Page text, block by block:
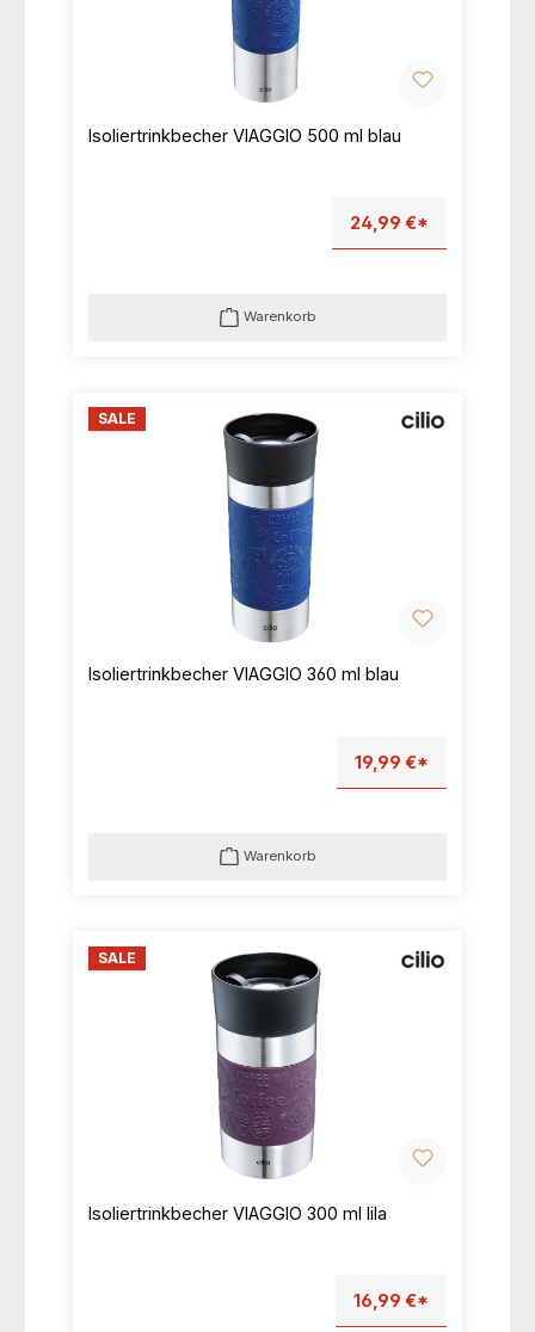
Isoliertrinkbecher VIAGGIO 500 ml blau
24,99 €*
Warenkorb
SALE
Isoliertrinkbecher VIAGGIO 360 ml blau
19,99 €*
Warenkorb
SALE
Isoliertrinkbecher VIAGGIO 300 ml lila
16,99 €*